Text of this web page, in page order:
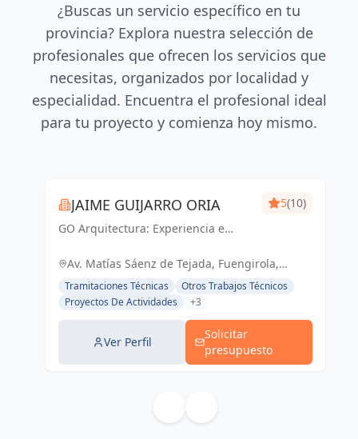
¿Buscas un servicio específico en tu
provincia? Explora nuestra selección de
profesionales que ofrecen los servicios que
necesitas, organizados por localidad y
especialidad. Encuentra el profesional ideal
para tu proyecto y comienza hoy mismo.
JAIME GUIJARRO ORIA
GO Arquitectura: Experiencia e
y gestiones urbanísticas. Con
Seriedad, Confianza, Rapidez y
Economía como pilares, ofrecemos
soluciones...
5(10)
Av. Matías Sáenz de Tejada, Fuengirola,
España, España
Tramitaciones Técnicas
Otros Trabajos Técnicos
Proyectos De Actividades
+3
Ver Perfil
Solicitar
presupuesto